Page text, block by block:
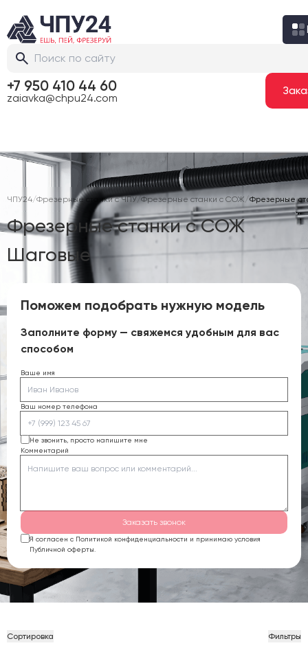
+7 950 410 44 60
zaiavka@chpu24.com
ЧПУ24/Фрезерные станки с ЧПУ/Фрезерные станки с СОЖ/Фрезерные
Фрезерные станки с СОЖ
Шаговые
Поможем подобрать нужную модель
Заполните форму — свяжемся удобным для вас
способом
Ваше имя
Ваш номер телефона
Не звонить, просто напишите мне
Комментарий
Заказать звонок
Я согласен с Политикой конфиденциальности и принимаю условия
Публичной оферты.
Сортировка Фильтры